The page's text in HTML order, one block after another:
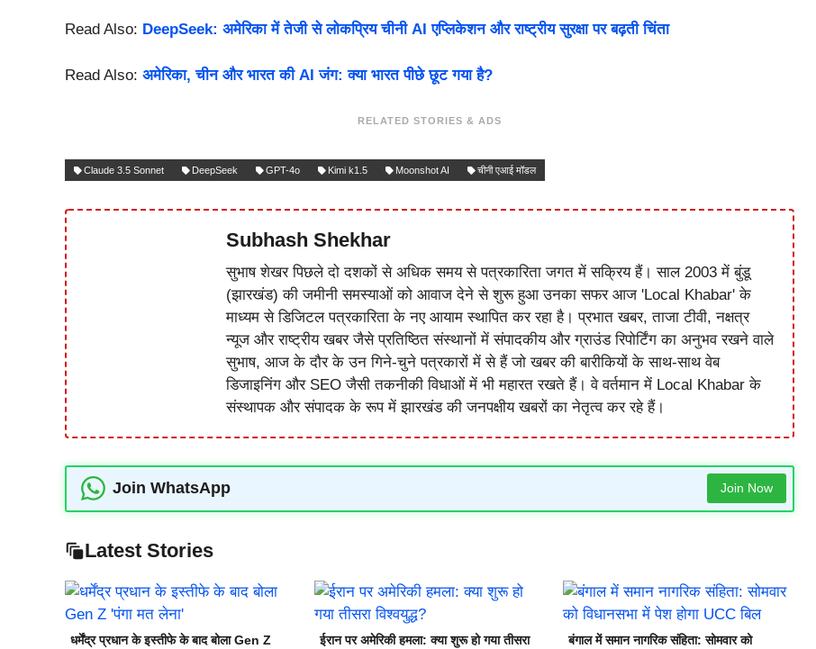
Read Also: DeepSeek: अमेरिका में तेजी से लोकप्रिय चीनी AI एप्लिकेशन और राष्ट्रीय सुरक्षा पर बढ़ती चिंता
Read Also: अमेरिका, चीन और भारत की AI जंग: क्या भारत पीछे छूट गया है?
RELATED STORIES & ADS
Claude 3.5 Sonnet DeepSeek GPT-4o Kimi k1.5 Moonshot AI चीनी एआई मॉडल
Subhash Shekhar
सुभाष शेखर पिछले दो दशकों से अधिक समय से पत्रकारिता जगत में सक्रिय हैं। साल 2003 में बुंडू
(झारखंड) की जमीनी समस्याओं को आवाज देने से शुरू हुआ उनका सफर आज 'Local Khabar' के
माध्यम से डिजिटल पत्रकारिता के नए आयाम स्थापित कर रहा है। प्रभात खबर, ताजा टीवी, नक्षत्र
न्यूज और राष्ट्रीय खबर जैसे प्रतिष्ठित संस्थानों में संपादकीय और ग्राउंड रिपोर्टिंग का अनुभव रखने वाले
सुभाष, आज के दौर के उन गिने-चुने पत्रकारों में से हैं जो खबर की बारीकियों के साथ-साथ वेब
डिजाइनिंग और SEO जैसी तकनीकी विधाओं में भी महारत रखते हैं। वे वर्तमान में Local Khabar के
संस्थापक और संपादक के रूप में झारखंड की जनपक्षीय खबरों का नेतृत्व कर रहे हैं।
Join WhatsApp Join Now
Latest Stories
धर्मेंद्र प्रधान के इस्तीफे के बाद बोला Gen Z ईरान पर अमेरिकी हमला: क्या शुरू हो गया तीसरा बंगाल में समान नागरिक संहिता: सोमवार को